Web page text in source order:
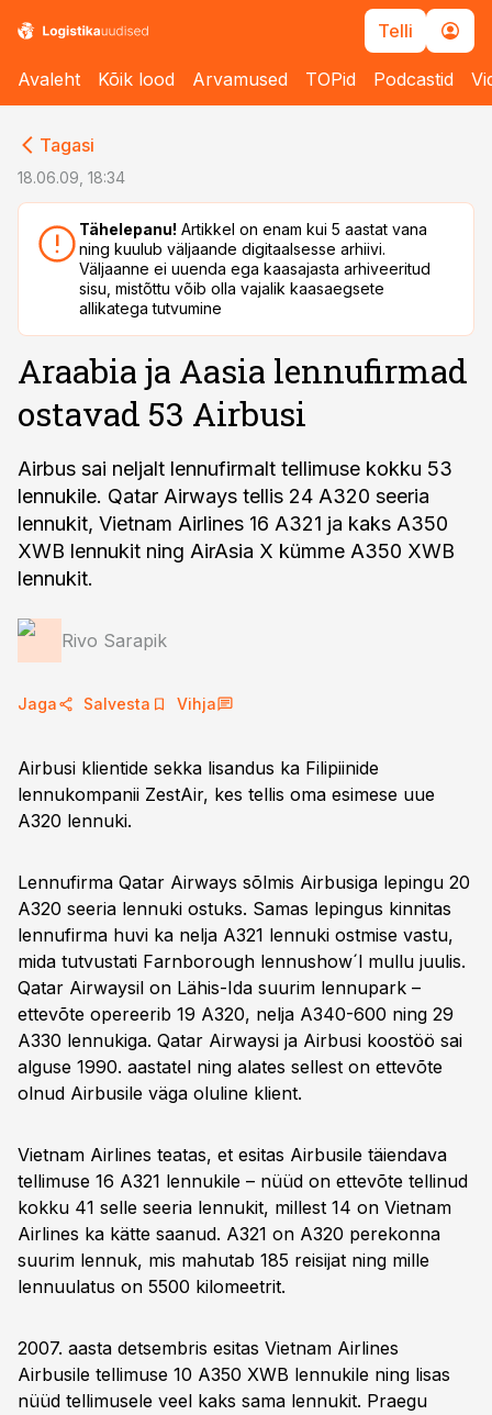
Telli
Avaleht Kõik lood Arvamused TOPid Podcastid
Tagasi
18.06.09, 18:34
Tähelepanu! Artikkel on enam kui 5 aastat vana
ning kuulub väljaande digitaalsesse arhiivi.
Väljaanne ei uuenda ega kaasajasta arhiveeritud
sisu, mistõttu võib olla vajalik kaasaegsete
allikatega tutvumine
Araabia ja Aasia lennufirmad
ostavad 53 Airbusi
Airbus sai neljalt lennufirmalt tellimuse kokku 53
lennukile. Qatar Airways tellis 24 A320 seeria
lennukit, Vietnam Airlines 16 A321 ja kaks A350
XWB lennukit ning AirAsia X kümme A350 XWB
lennukit.
Rivo Sarapik
Jaga Salvesta Vihja
Airbusi klientide sekka lisandus ka Filipiinide
lennukompanii ZestAir, kes tellis oma esimese uue
A320 lennuki.
Lennufirma Qatar Airways sõlmis Airbusiga lepingu 20
A320 seeria lennuki ostuks. Samas lepingus kinnitas
lennufirma huvi ka nelja A321 lennuki ostmise vastu,
mida tutvustati Farnborough lennushow´l mullu juulis.
Qatar Airwaysil on Lähis-Ida suurim lennupark –
ettevõte opereerib 19 A320, nelja A340-600 ning 29
A330 lennukiga. Qatar Airwaysi ja Airbusi koostöö sai
alguse 1990. aastatel ning alates sellest on ettevõte
olnud Airbusile väga oluline klient.
Vietnam Airlines teatas, et esitas Airbusile täiendava
tellimuse 16 A321 lennukile – nüüd on ettevõte tellinud
kokku 41 selle seeria lennukit, millest 14 on Vietnam
Airlines ka kätte saanud. A321 on A320 perekonna
suurim lennuk, mis mahutab 185 reisijat ning mille
lennuulatus on 5500 kilomeetrit.
2007. aasta detsembris esitas Vietnam Airlines
Airbusile tellimuse 10 A350 XWB lennukile ning lisas
nüüd tellimusele veel kaks sama lennukit. Praegu